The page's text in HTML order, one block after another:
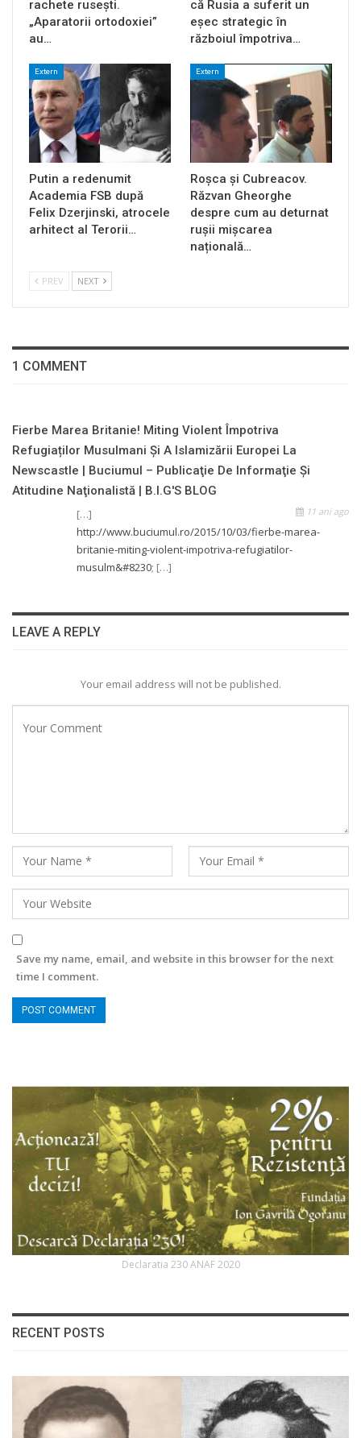
rachete rusești.
„Aparatorii ortodoxiei”
au…
că Rusia a suferit un
eșec strategic în
războiul împotriva…
Extern
Putin a redenumit
Academia FSB după
Felix Dzerjinski, atrocele
arhitect al Terorii…
Extern
Roșca și Cubreacov.
Răzvan Gheorghe
despre cum au deturnat
rușii mișcarea
națională…
PREV NEXT
1 COMMENT
Fierbe Marea Britanie! Miting Violent Împotriva
Refugiaților Musulmani Și A Islamizării Europei La
Newscastle | Buciumul – Publicaţie De Informaţie Şi
Atitudine Naţionalistă | B.I.G'S BLOG
11 ani ago
[…]
http://www.buciumul.ro/2015/10/03/fierbe-marea-
britanie-miting-violent-impotriva-refugiatilor-
musulm&#8230; […]
LEAVE A REPLY
Your email address will not be published.
Save my name, email, and website in this browser for the next
time I comment.
Declaratia 230 ANAF 2020
RECENT POSTS